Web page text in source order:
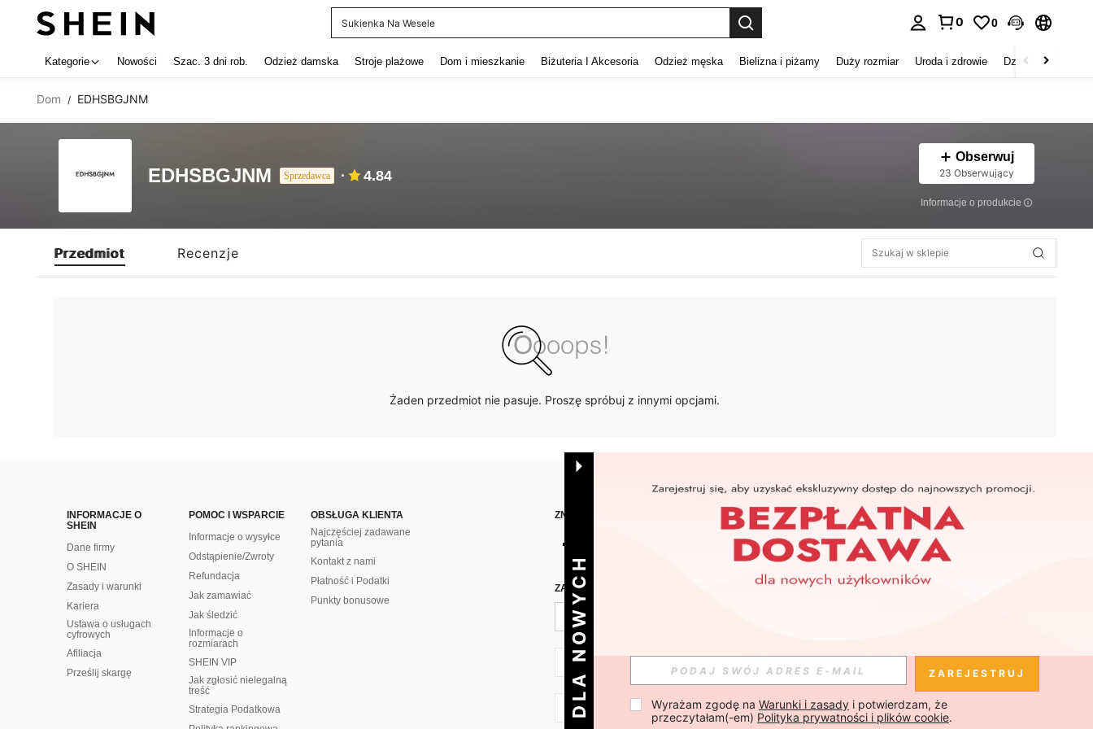
Sukienka Na Wesele
0 0
Kategorie Nowości Szac. 3 dni rob. Odzież damska Stroje plażowe Dom i mieszkanie Biżuteria I Akcesoria Odzież męska Bielizna i piżamy Duży rozmiar Uroda i zdrowie Dzieci
Dom / EDHSBGJNM
EDHSBGJNM Sprzedawca 4.84
Obserwuj
23 Obserwujący
Informacje o produkcie
Przedmiot Recenzje
Żaden przedmiot nie pasuje. Proszę spróbuj z innymi opcjami.
INFORMACJE O
SHEIN
Dane firmy
O SHEIN
Zasady i warunki
Kariera
Ustawa o usługach
cyfrowych
Afiliacja
Prześlij skargę
POMOC I WSPARCIE
Informacje o wysyłce
Odstąpienie/Zwroty
Refundacja
Jak zamawiać
Jak śledzić
Informacje o
rozmiarach
SHEIN VIP
Jak zgłosić nielegalną
treść
Strategia Podatkowa
OBSŁUGA KLIENTA
Najczęściej zadawane
pytania
Kontakt z nami
Płatność i Podatki
Punkty bonusowe
ZNAJDŹ NAS NA APLIKACJA
ZAPISZ SIĘ PO CODZIENNĄ DAWKĘ SHEIN
PL + 48
PL + 48
DLA NOWYCH ZAREJESTRUJ
Wyrażam zgodę na Warunki i zasady i potwierdzam, że
przeczytałam(-em) Polityka prywatności i plików cookie.